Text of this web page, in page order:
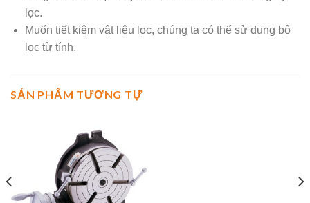
lọc.
Muốn tiết kiệm vật liệu lọc, chúng ta có thể sử dụng bộ
lọc từ tính.
SẢN PHẨM TƯƠNG TỰ